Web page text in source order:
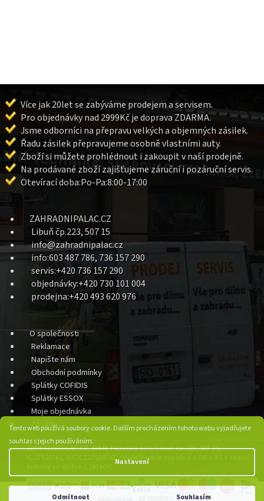
Tento web používá soubory cookie. Dalším procházením tohoto webu vyjadřujete
souhlas s jejich používáním.
Nastavení
Odmítnout Souhlasím
Více jak 20let se zabýváme prodejem a servisem.
Pro objednávky nad 2999Kč je doprava ZDARMA.
Jsme odborníci na přepravu velkých a objemných zásilek.
Řadu zásilek přepravujeme osobně vlastními auty.
Zboží si můžete prohlédnout i zakoupit v naší prodejně.
Na prodávané zboží zajišťujeme záruční i pozáruční servis.
Otevírací doba:Po-Pa:8:00-17:00
ZAHRADNIPALAC.CZ
Libuň čp.223, 507 15
info@zahradnipalac.cz
info:603 487 786, 736 157 290
servis:+420 736 157 290
objednávky:+420 730 101 004
prodejna:+420 493 620 976
O společnosti
Reklamace
Napište nám
Obchodní podmínky
Splátky COFIDIS
Splátky ESSOX
Moje objednávka
Zásady
ZAHRADNIPALAC.CZ, M&M Technika s.r.o. Libuň čp.223, 507 15,
IC:27529762, DIC:CZ27529762, Společnost je zapsána v OR u KS v Hradci